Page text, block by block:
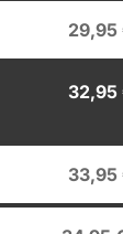
29,95
32,95
33,95